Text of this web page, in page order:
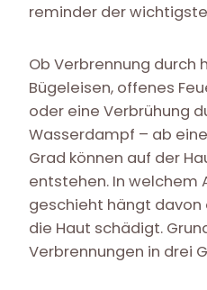
reminder der
Ob Verbrennung durch
Bügeleisen, offenes
oder eine Verbrühung
Wasserdampf – ab
Grad können auf der
entstehen. In welchem
geschieht hängt davon
die Haut schädigt.
Verbrennungen in drei